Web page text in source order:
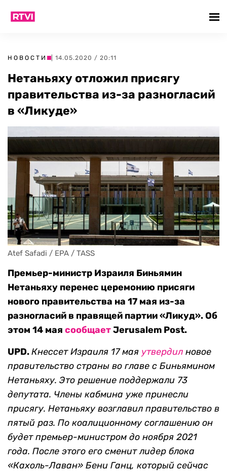
НОВОСТИ | 14.05.2020 / 20:11
Нетаньяху отложил присягу
правительства из-за разногласий
в «Ликуде»
Atef Safadi / EPA / TASS
Премьер-министр Израиля Биньямин
Нетаньяху перенес церемонию присяги
нового правительства на 17 мая из-за
разногласий в правящей партии «Ликуд». Об
этом 14 мая сообщаетJerusalem Post.
UPD.Кнессет Израиля 17 мая утвердил новое
правительство страны во главе с Биньямином
Нетаньяху. Это решение поддержали 73
депутата. Члены кабмина уже принесли
присягу. Нетаньяху возглавил правительство в
пятый раз. По коалиционному соглашению он
будет премьер-министром до ноября 2021
года. После этого его сменит лидер блока
«Кахоль-Лаван» Бени Ганц, который сейчас